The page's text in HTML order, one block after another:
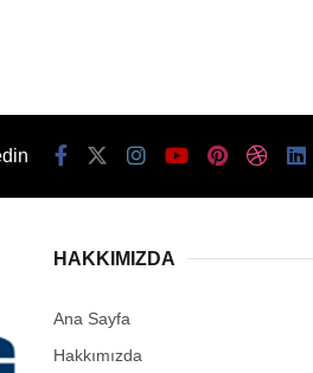
HAKKIMIZDA
Ana Sayfa
Hakkımızda